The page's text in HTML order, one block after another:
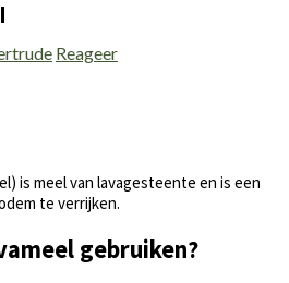
Reageer
is meel van lavagesteente en is een
te verrijken.
gebruiken?